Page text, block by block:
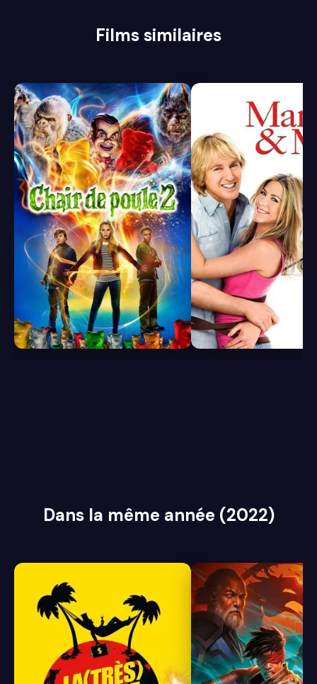
Films similaires
6.1 7.2
Dans la même année (2022)